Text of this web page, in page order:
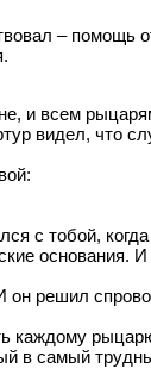
–
и всем
видел, что
с тобой,
основания.
решил
каждому
в самый